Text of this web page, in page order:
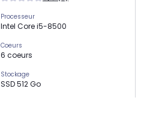
Processeur
Intel Core i5-8500
Coeurs
6 coeurs
Stockage
SSD 512 Go